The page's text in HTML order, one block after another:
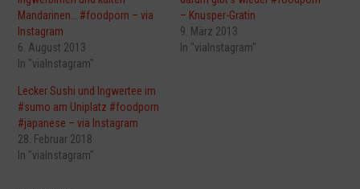
Mandarinen… #foodporn – via
Instagram
6. August 2013
In "viaInstagram"
– Knusper-Gratin
9. März 2013
In "viaInstagram"
Lecker Sushi und Ingwertee im
#sumo am Uniplatz #foodporn
#japanese – via Instagram
28. Februar 2018
In "viaInstagram"